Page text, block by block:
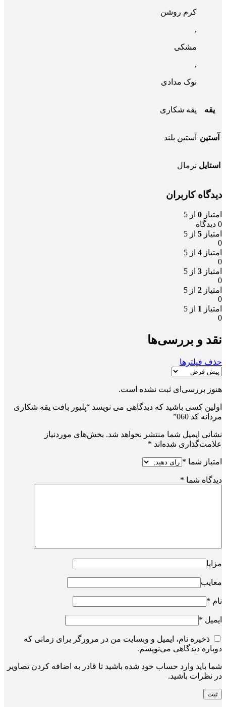
کرم روشن
,
مشکی
,
نوک مدادی
یقه یقه شکاری
آستین آستین بلند
استایل نرمال
دیدگاه کاربران
امتیاز 0 از 5
0 دیدگاه
امتیاز 5 از 5
0
امتیاز 4 از 5
0
امتیاز 3 از 5
0
امتیاز 2 از 5
0
امتیاز 1 از 5
0
نقد و بررسی‌ها
حذف فیلترها
هنوز بررسی‌ای ثبت نشده است.
اولین کسی باشید که دیدگاهی می نویسد “پلیور بافت یقه شکاری
مردانه کد 060”
نشانی ایمیل شما منتشر نخواهد شد. بخش‌های موردنیاز
علامت‌گذاری شده‌اند *
امتیاز شما *
دیدگاه شما *
مزایا
معایب
نام *
ایمیل *
ذخیره نام، ایمیل و وبسایت من در مرورگر برای زمانی که
دوباره دیدگاهی می‌نویسم.
شما باید وارد حساب خود شده باشید تا قادر به اضافه کردن تصاویر
در نظرات باشید.